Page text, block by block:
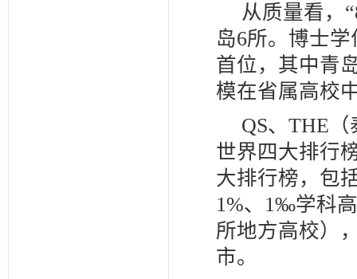
从质量看，
岛6所。博士
首位，其中青
模在省属高校
QS、THE
世界四大排行
大排行榜，包
1%、1‰学科
所地方高校）
市。